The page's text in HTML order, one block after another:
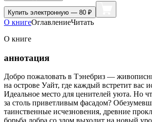
Купить электронную — 80 ₽
О книгеОглавлениеЧитать
О книге
аннотация
Добро пожаловать в Тэнебриз —
на острове Уайт, где каждый встретит вас
Идеальное место для ценителей уюта. Но
за столь приветливым фасадом?
таинственные исчезновения, древние